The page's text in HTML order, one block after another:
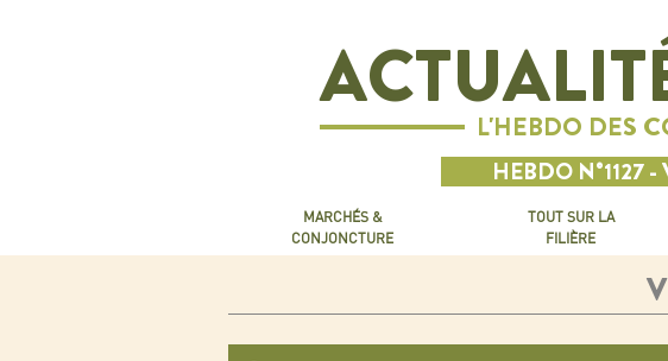
L'HEBDO DES
HEBDO N°1127
MARCHÉS &
CONJONCTURE
TOUT SUR LA
FILIÈRE